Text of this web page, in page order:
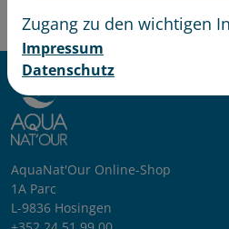
AquaNat'Our Online-Shop
1A Parc
L-9836 Hosingen
Zugang zu den wichtigen
Impressum
Datenschutz